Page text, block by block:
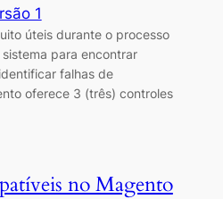
1
úteis durante o processo
para encontrar
falhas de
oferece 3 (três) controles
no Magento